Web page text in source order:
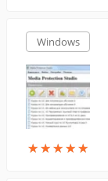
Windows
★★★★★
★★★★★